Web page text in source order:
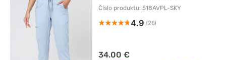
Číslo produktu: 518AVPL-SKY
4.9 (26)
34.00 €